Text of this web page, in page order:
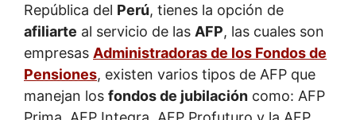
República del Perú, tienes la opción de
afiliarte al servicio de las AFP, las cuales son
empresas Administradoras de los Fondos de
Pensiones, existen varios tipos de AFP que
manejan los fondos de jubilación como: AFP